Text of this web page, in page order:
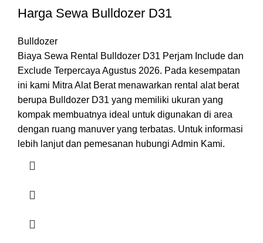
Harga Sewa Bulldozer D31
Bulldozer
Biaya Sewa Rental Bulldozer D31 Perjam Include dan
Exclude Terpercaya Agustus 2026. Pada kesempatan
ini kami Mitra Alat Berat menawarkan rental alat berat
berupa Bulldozer D31 yang memiliki ukuran yang
kompak membuatnya ideal untuk digunakan di area
dengan ruang manuver yang terbatas. Untuk informasi
lebih lanjut dan pemesanan hubungi Admin Kami.